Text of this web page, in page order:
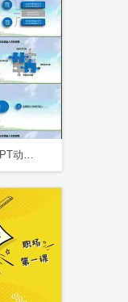
简洁实用教师公开课说课演讲PPT动态模板